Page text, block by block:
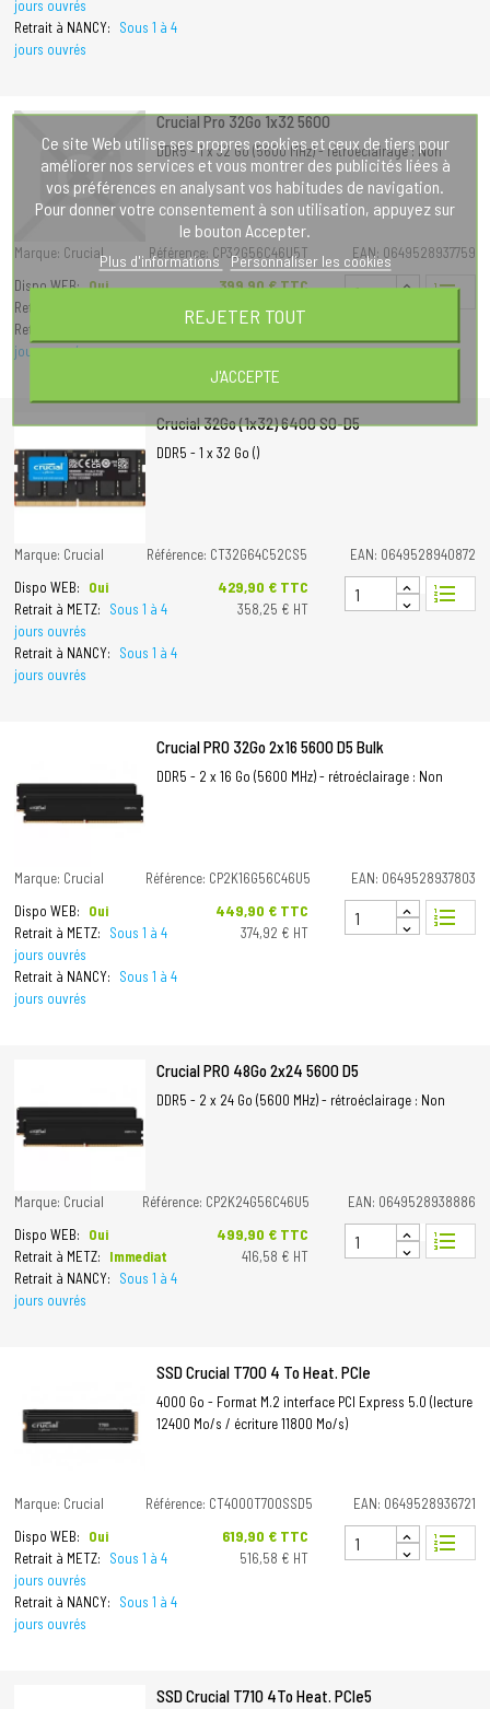
jours ouvrés
Retrait à NANCY:
Sous 1 à 4
jours ouvrés
Crucial Pro 32Go 1x32 5600
DDR5 - 1 x 32 Go (5600 MHz) - rétroéclairage : Non
Marque: Crucial Référence: CP32G56C46U5T
EAN: 0649528937759
Dispo WEB: Oui
Retrait à METZ:
Retrait à NANCY:
jours ouvrés
Prix
399,90 € TTC
333,25 € HT
format_list_numbered
Crucial 32Go (1x32) 6400 SO-D5
DDR5 - 1 x 32 Go ()
Marque: Crucial Référence: CT32G64C52CS5
EAN: 0649528940872
Dispo WEB:
Oui
Retrait à METZ:
Sous 1 à 4
jours ouvrés
Retrait à NANCY:
Sous 1 à 4
jours ouvrés
Prix
429,90 € TTC
358,25 € HT
format_list_numbered
Crucial PRO 32Go 2x16 5600 D5 Bulk
DDR5 - 2 x 16 Go (5600 MHz) - rétroéclairage : Non
Marque: Crucial Référence: CP2K16G56C46U5
EAN: 0649528937803
Dispo WEB:
Oui
Retrait à METZ:
Sous 1 à 4
jours ouvrés
Retrait à NANCY:
Sous 1 à 4
jours ouvrés
Prix
449,90 € TTC
374,92 € HT
format_list_numbered
Crucial PRO 48Go 2x24 5600 D5
DDR5 - 2 x 24 Go (5600 MHz) - rétroéclairage : Non
Marque: Crucial Référence: CP2K24G56C46U5
EAN: 0649528938886
Dispo WEB:
Oui
Retrait à METZ:
Immediat
Retrait à NANCY:
Sous 1 à 4
jours ouvrés
Prix
499,90 € TTC
416,58 € HT
format_list_numbered
SSD Crucial T700 4 To Heat. PCIe
4000 Go - Format M.2 interface PCI Express 5.0 (lecture
12400 Mo/s / écriture 11800 Mo/s)
Marque: Crucial Référence: CT4000T700SSD5
EAN: 0649528936721
Dispo WEB:
Oui
Retrait à METZ:
Sous 1 à 4
jours ouvrés
Retrait à NANCY:
Sous 1 à 4
jours ouvrés
Prix
619,90 € TTC
516,58 € HT
format_list_numbered
SSD Crucial T710 4To Heat. PCIe5
Ce site Web utilise ses propres cookies et ceux de tiers pour
améliorer nos services et vous montrer des publicités liées à
vos préférences en analysant vos habitudes de navigation.
Pour donner votre consentement à son utilisation, appuyez sur
le bouton Accepter.
Plus d'informations Personnaliser les cookies
REJETER TOUT
J'ACCEPTE